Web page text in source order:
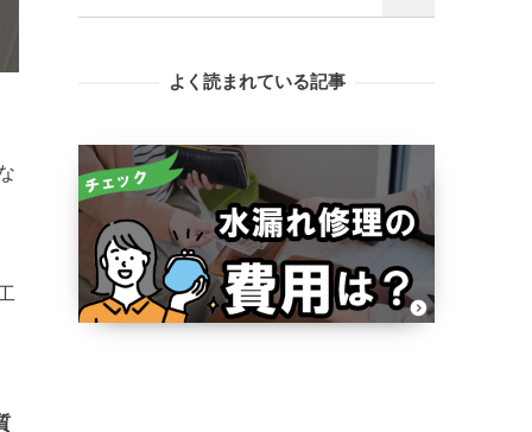
よく読まれている記事